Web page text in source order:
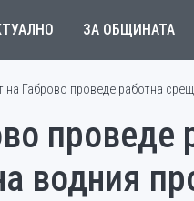
ЗА ОБЩИНАТА
на Габрово проведе работна
проведе
водния